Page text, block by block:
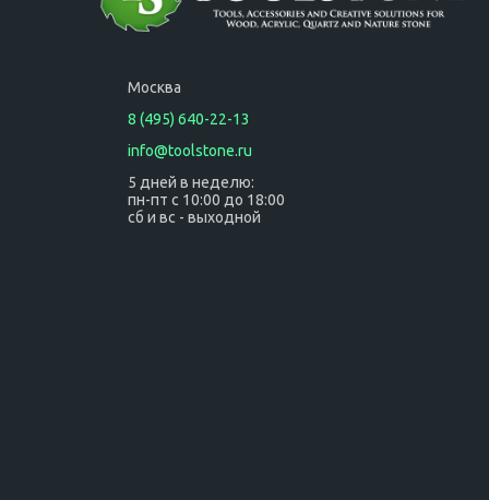
Москва
8 (495) 640-22-13
info@toolstone.ru
5 дней в неделю:
пн-пт с 10:00 до 18:00
сб и вс - выходной